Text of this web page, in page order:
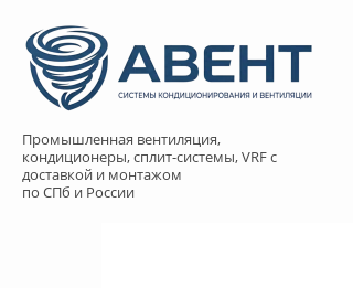
Промышленная вентиляция,
кондиционеры, сплит-системы, VRF с
доставкой и монтажом
по СПб и России